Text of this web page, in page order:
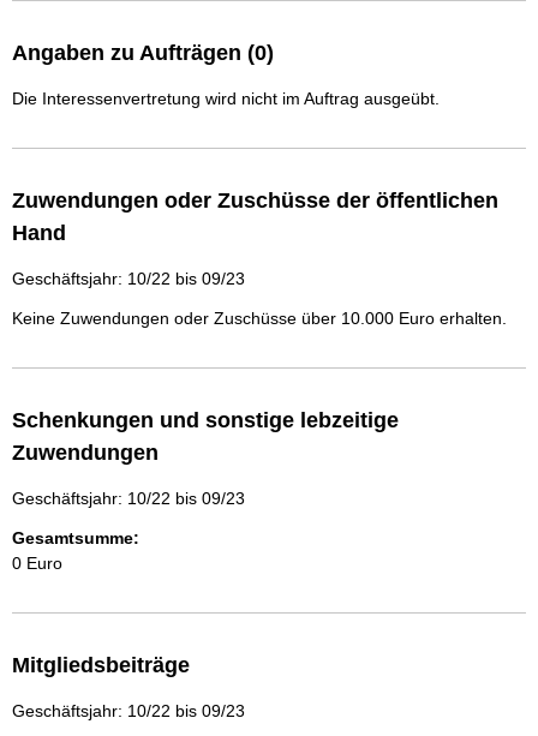
Angaben zu Aufträgen (0)
Die Interessenvertretung wird nicht im Auftrag ausgeübt.
Zuwendungen oder Zuschüsse der öffentlichen
Hand
Geschäftsjahr: 10/22 bis 09/23
Keine Zuwendungen oder Zuschüsse über 10.000 Euro erhalten.
Schenkungen und sonstige lebzeitige
Zuwendungen
Geschäftsjahr: 10/22 bis 09/23
Gesamtsumme:
0 Euro
Mitgliedsbeiträge
Geschäftsjahr: 10/22 bis 09/23